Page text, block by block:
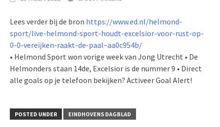
Lees verder bij de bron https://www.ed.nl/helmond-
sport/live-helmond-sport-houdt-excelsior-voor-rust-op-
0-0-vereijken-raakt-de-paal~aa0c954b/
• Helmond Sport won vorige week van Jong Utrecht • De
Helmonders staan 14de, Excelsior is de nummer 9 • Direct
alle goals op je telefoon bekijken? Activeer Goal Alert!
POSTED UNDER EINDHOVENS DAGBLAD